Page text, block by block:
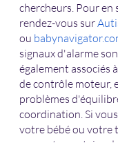
chercheurs. Pour en
rendez-vous sur
ou
signaux d'alarme
également associés
de contrôle moteur,
problèmes
coordination. Si
votre bébé ou votre
rencontre certains